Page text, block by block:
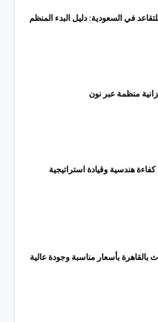
في السعودية: دليل البدء المنظم
منظمة عبر نون
هندسية وقيادة استراتيجية
بأسعار مناسبة وجودة عالية